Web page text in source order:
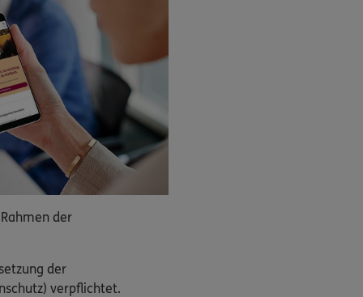
der
der
verpflichtet.